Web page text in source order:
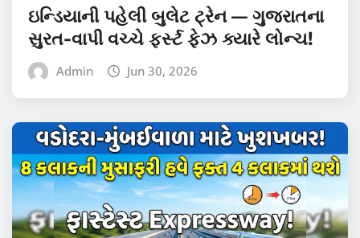
ઇન્ડિયાની પહેલી બુલેટ ટ્રેન — ગુજરાતના
સુરત-વાપી વચ્ચે ફર્સ્ટ ફેઝ ક્યારે લોન્ચ!
Admin Jun 30, 2026